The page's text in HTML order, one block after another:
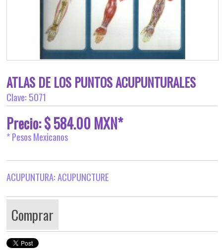
ATLAS DE LOS PUNTOS ACUPUNTURALES
Clave: 5071
Precio: $ 584.00 MXN*
* Pesos Mexicanos
ACUPUNTURA: ACUPUNCTURE
Comprar